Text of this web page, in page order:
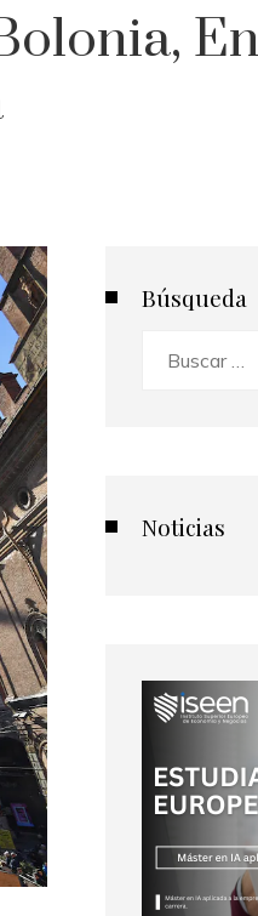
Búsqueda
Noticias